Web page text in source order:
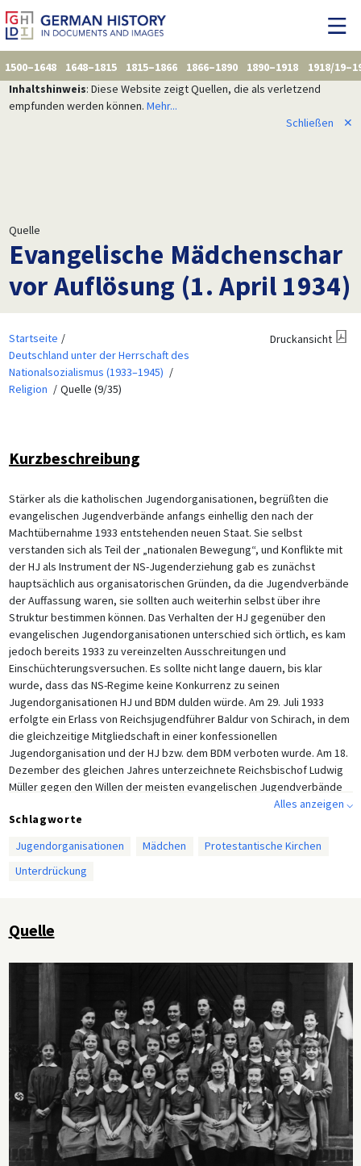
1500–1648 1648–1815 1815–1866 1866–1890 1890–1918
1918/
Inhaltshinweis: Diese Website zeigt Quellen, die als verletzend
empfunden werden können. Mehr...
Schließen
✕
Quelle
Evangelische Mädchenschar
vor Auflösung (1. April 1934)
Startseite
Deutschland unter der Herrschaft des
Nationalsozialismus (1933–1945)
Religion
Quelle (9/35)
Druckansicht
Kurzbeschreibung
Stärker als die katholischen Jugendorganisationen, begrüßten die
evangelischen Jugendverbände anfangs einhellig den nach der
Machtübernahme 1933 entstehenden neuen Staat. Sie selbst
verstanden sich als Teil der „nationalen Bewegung“, und Konflikte mit
der HJ als Instrument der NS-Jugenderziehung gab es zunächst
hauptsächlich aus organisatorischen Gründen, da die Jugendverbände
der Auffassung waren, sie sollten auch weiterhin selbst über ihre
Struktur bestimmen können. Das Verhalten der HJ gegenüber den
evangelischen Jugendorganisationen unterschied sich örtlich, es kam
jedoch bereits 1933 zu vereinzelten Ausschreitungen und
Einschüchterungsversuchen. Es sollte nicht lange dauern, bis klar
wurde, dass das NS-Regime keine Konkurrenz zu seinen
Jugendorganisationen HJ und BDM dulden würde. Am 29. Juli 1933
erfolgte ein Erlass von Reichsjugendführer Baldur von Schirach, in dem
die gleichzeitige Mitgliedschaft in einer konfessionellen
Jugendorganisation und der HJ bzw. dem BDM verboten wurde. Am 18.
Dezember des gleichen Jahres unterzeichnete Reichsbischof Ludwig
Müller gegen den Willen der meisten evangelischen Jugendverbände
einen Vertrag über die Eingliederung der Evangelischen Jugend in die
HJ. Einige Verbände lösten sich daraufhin auf, um ihren jungen
ersparen, so auch die hier gezeigte Mädchengruppe in
Berlin/Borsigwalde, die sich im April 1934 auflöste. Am 23. Juli 1935
Alles anzeigen ⌵
Schlagworte
Jugendorganisationen
Mädchen
Protestantische Kirchen
Unterdrückung
Quelle